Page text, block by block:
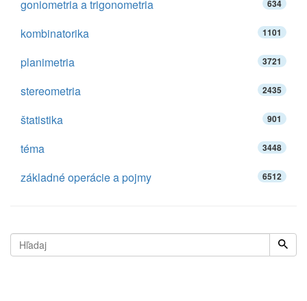
goniometria a trigonometria 634
kombinatorika 1101
planimetria 3721
stereometria 2435
štatistika 901
téma 3448
základné operácie a pojmy 6512